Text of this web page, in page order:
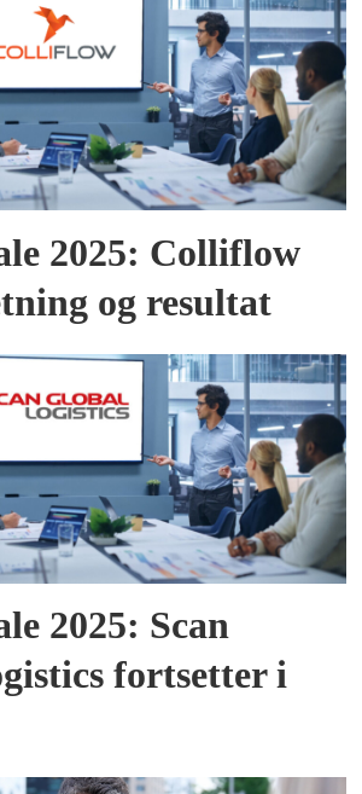
2025: Colliflow
og resultat
2025: Scan
fortsetter i